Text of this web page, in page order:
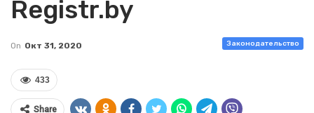
Registr.by
Законодательство
On Окт 31, 2020
433
Share